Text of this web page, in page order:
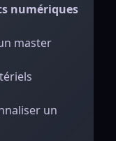
numériques
master
un